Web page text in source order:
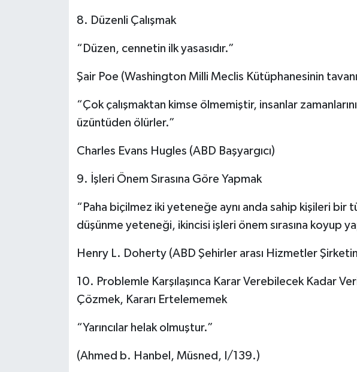
8. Düzenli Çalışmak
“Düzen, cennetin ilk yasasıdır.”
Şair Poe (Washington Milli Meclis Kütüphanesinin
“Çok çalışmaktan kimse ölmemiştir, insanlar
üzüntüden ölürler.”
Charles Evans Hugles (ABD Başyargıcı)
9. İşleri Önem Sırasına Göre Yapmak
“Paha biçilmez iki yeteneğe aynı anda sahip kişileri bir
düşünme yeteneği, ikincisi işleri önem sırasına koyup
Henry L. Doherty (ABD Şehirler arası Hizmetler
10. Problemle Karşılaşınca Karar Verebilecek Kadar
Çözmek, Kararı Ertelememek
“Yarıncılar helak olmuştur.”
(Ahmed b. Hanbel, Müsned, I/139.)